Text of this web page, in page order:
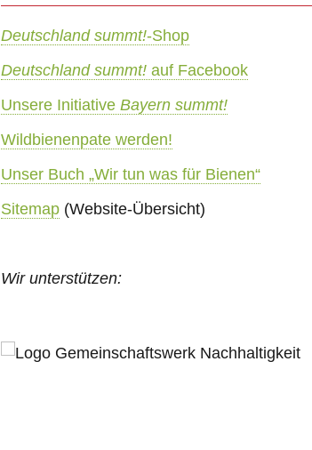
Deutschland summt!-Shop
Deutschland summt! auf Facebook
Unsere InitiativeBayern summt!
Wildbienenpate werden!
Unser Buch „Wir tun was für Bienen“
Sitemap (Website-Übersicht)
Wir unterstützen: